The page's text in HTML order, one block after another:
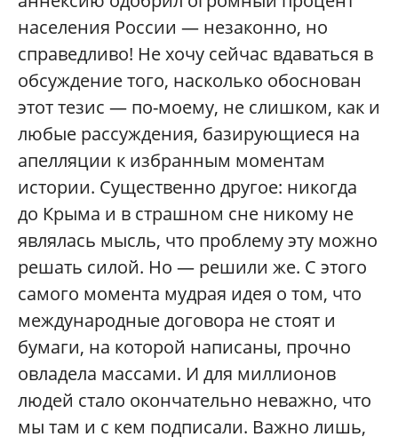
населения России — незаконно, но
справедливо! Не хочу сейчас вдаваться в
обсуждение того, насколько обоснован
этот тезис — по-моему, не слишком, как и
любые рассуждения, базирующиеся на
апелляции к избранным моментам
истории. Существенно другое: никогда
до Крыма и в страшном сне никому не
являлась мысль, что проблему эту можно
решать силой. Но — решили же. С этого
самого момента мудрая идея о том, что
международные договора не стоят и
бумаги, на которой написаны, прочно
овладела массами. И для миллионов
людей стало окончательно неважно, что
мы там и с кем подписали. Важно лишь,